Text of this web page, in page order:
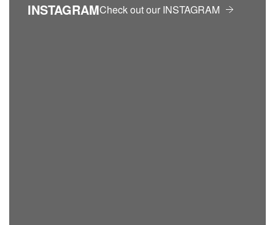
INSTAGRAMCheck out our INSTAGRAM